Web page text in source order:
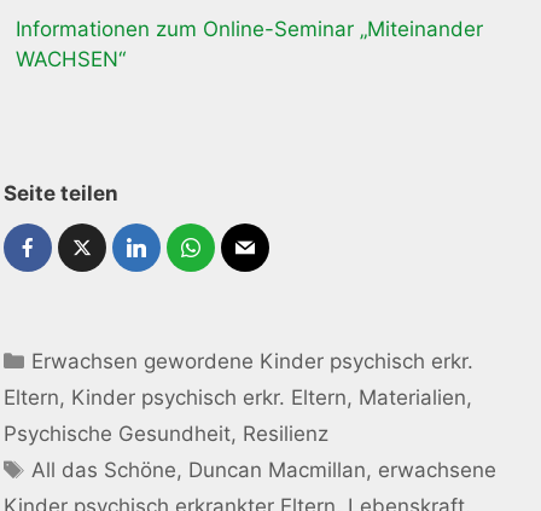
Informationen zum Online-Seminar „Miteinander
WACHSEN“
Seite teilen
Erwachsen gewordene Kinder psychisch erkr.
Eltern, Kinder psychisch erkr. Eltern, Materialien,
Psychische Gesundheit, Resilienz
All das Schöne, Duncan Macmillan, erwachsene